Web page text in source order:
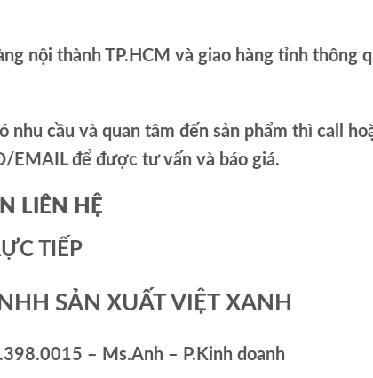
nội thành TP.HCM và giao hàng tỉnh thông
nhu cầu và quan tâm đến sản phẩm thì call
EMAIL để được tư vấn và báo giá.
LIÊN HỆ
TIẾP
SẢN XUẤT VIỆT XANH
– Ms.Anh – P.Kinh doanh